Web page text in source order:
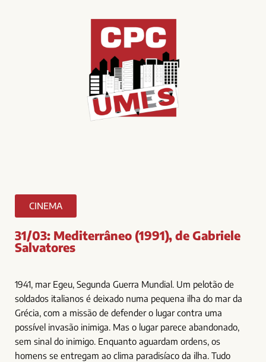
CINEMA
31/03: Mediterrâneo (1991), de Gabriele
Salvatores
1941, mar Egeu, Segunda Guerra Mundial. Um pelotão de
soldados italianos é deixado numa pequena ilha do mar da
Grécia, com a missão de defender o lugar contra uma
possível invasão inimiga. Mas o lugar parece abandonado,
sem sinal do inimigo. Enquanto aguardam ordens, os
homens se entregam ao clima paradisíaco da ilha. Tudo